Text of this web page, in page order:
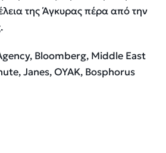
της Άγκυρας πέρα ​​από την
Bloomberg, Middle East
Janes, OYAK, Bosphorus